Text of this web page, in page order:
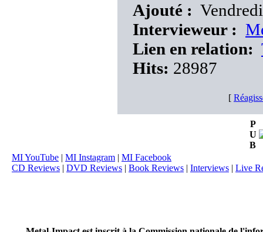
Ajouté :
Intervieweur :
Lien en relation:
Hits: 28987
[
P
U
B
MI YouTube | MI Instagram | MI Facebook
CD Reviews | DVD Reviews | Book Reviews | Interviews | Live